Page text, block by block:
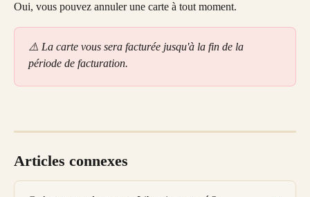
Oui, vous pouvez annuler une carte à tout moment.
⚠️ La carte vous sera facturée jusqu'à la fin de la
période de facturation.
Articles connexes